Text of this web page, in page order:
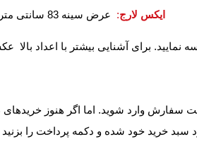
8 ایکس لارج: عرض سینه 83 سانتی متر - قد تیشرت : 86 سانتی متر
سفارش وارد شوید. اما اگر هنوز